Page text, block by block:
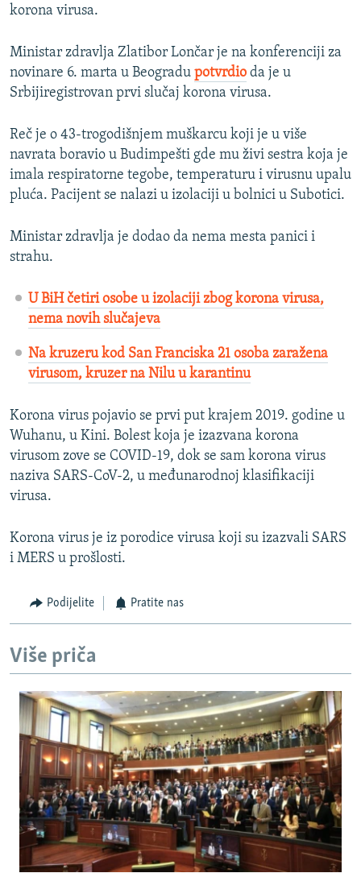
korona virusa.
Ministar zdravlja Zlatibor Lončar je na konferenciji za
novinare 6. marta u Beogradu potvrdio da je u
Srbijiregistrovan prvi slučaj korona virusa.
Reč je o 43-trogodišnjem muškarcu koji je u više
navrata boravio u Budimpešti gde mu živi sestra koja je
imala respiratorne tegobe, temperaturu i virusnu upalu
pluća. Pacijent se nalazi u izolaciji u bolnici u Subotici.
Ministar zdravlja je dodao da nema mesta panici i
strahu.
U BiH četiri osobe u izolaciji zbog korona virusa,
nema novih slučajeva
Na kruzeru kod San Franciska 21 osoba zaražena
virusom, kruzer na Nilu u karantinu
Korona virus pojavio se prvi put krajem 2019. godine u
Wuhanu, u Kini. Bolest koja je izazvana korona
virusom zove se COVID-19, dok se sam korona virus
naziva SARS-CoV-2, u međunarodnoj klasifikaciji
virusa.
Korona virus je iz porodice virusa koji su izazvali SARS
i MERS u prošlosti.
Podijelite Pratite nas
Više priča